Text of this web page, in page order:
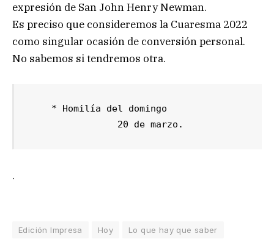
expresión de San John Henry Newman.
Es preciso que consideremos la Cuaresma 2022
como singular ocasión de conversión personal.
No sabemos si tendremos otra.
                20 de marzo.
.
Edición Impresa Hoy Lo que hay que saber